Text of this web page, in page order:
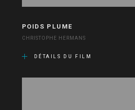
POIDS PLUME
CHRISTOPHE HERMANS
DÉTAILS DU FILM